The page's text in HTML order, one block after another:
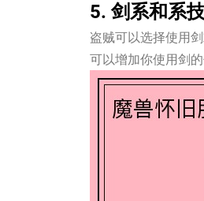
5. 剑系和系
盗贼可以选择使用
可以增加你使用剑